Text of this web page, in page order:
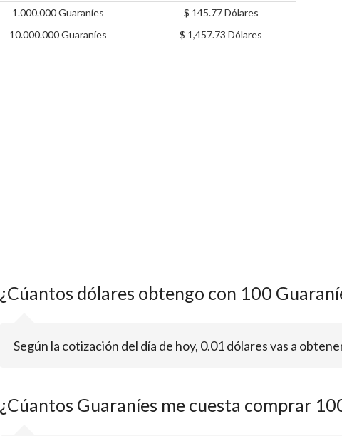
1.000.000 Guaraníes
$ 145.77 Dólares
10.000.000 Guaraníes
$ 1,457.73 Dólares
¿Cúantos dólares obtengo con 100
Según la cotización del día de hoy, 0.01 dólares vas a
¿Cúantos Guaraníes me cuesta comprar